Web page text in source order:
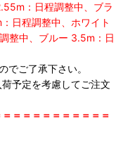
：日程調整中、ブラ
日程調整中、ホワイト
整中、ブルー 3.5m：日
でご了承下さい。
予定を考慮してご注文
＝＝＝＝＝＝＝＝＝＝